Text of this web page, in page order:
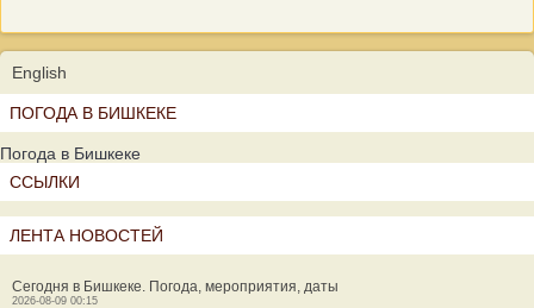
English
ПОГОДА В БИШКЕКЕ
Погода в Бишкеке
ССЫЛКИ
ЛЕНТА НОВОСТЕЙ
Сегодня в Бишкеке. Погода, мероприятия, даты
2026-08-09 00:15